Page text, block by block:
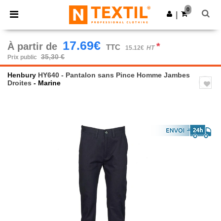
× Appli Ntextil
Meilleurs prix sur l’app !
Obtenir l'appli
0
À partir de 17.69€ TTC 15.12€ HT *
Prix public 35,30 €
Henbury HY640 - Pantalon sans Pince Homme Jambes
Droites - Marine